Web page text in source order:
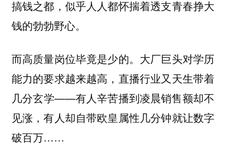
搞钱之都，似乎人人都怀揣着透支青春挣大
钱的勃勃野心。
而高质量岗位毕竟是少的。大厂巨头对学历
能力的要求越来越高，直播行业又天生带着
几分玄学——有人辛苦播到凌晨销售额却不
见涨，有人却自带欧皇属性几分钟就让数字
破百万……